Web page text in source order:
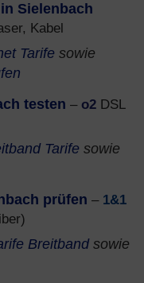
Sielenbach
Kabel
Tarife sowie
testen – o2 DSL
Tarife sowie
prüfen – 1&1
Breitbandsowie